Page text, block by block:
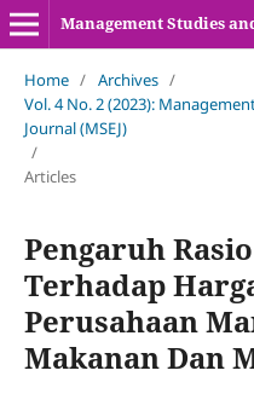
Management Studies
Home / Archives /
Vol. 4 No. 2 (2023):
Journal (MSEJ)
/
Articles
Pengaruh
Terhadap
Perusahaan
Makanan Dan